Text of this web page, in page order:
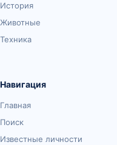
История
Животные
Техника
Навигация
Главная
Поиск
Известные личности